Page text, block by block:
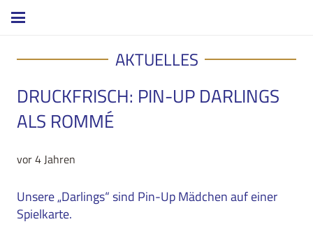
AKTUELLES
DRUCKFRISCH: PIN-UP DARLINGS
ALS ROMMÉ
vor 4 Jahren
Unsere „Darlings“ sind Pin-Up Mädchen auf einer
Spielkarte.